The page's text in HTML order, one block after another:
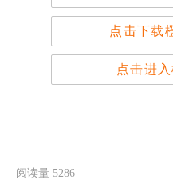
点击下载
点击进
阅读量 5286